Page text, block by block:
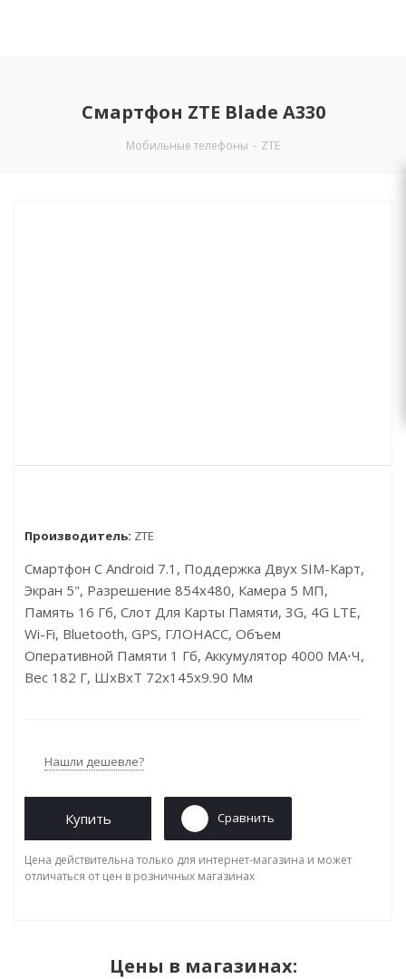
Смартфон ZTE Blade A330
Мобильные телефоны - ZTE
Производитель: ZTE
Смартфон С Android 7.1, Поддержка Двух SIM-Карт,
Экран 5", Разрешение 854x480, Камера 5 МП,
Память 16 Гб, Слот Для Карты Памяти, 3G, 4G LTE,
Wi-Fi, Bluetooth, GPS, ГЛОНАСС, Объем
Оперативной Памяти 1 Гб, Аккумулятор 4000 МА⋅ч,
Вес 182 Г, ШxВxТ 72x145x9.90 Мм
Нашли дешевле?
Купить Сравнить
Цена действительна только для интернет-магазина и может
отличаться от цен в розничных магазинах
Цены в магазинах: